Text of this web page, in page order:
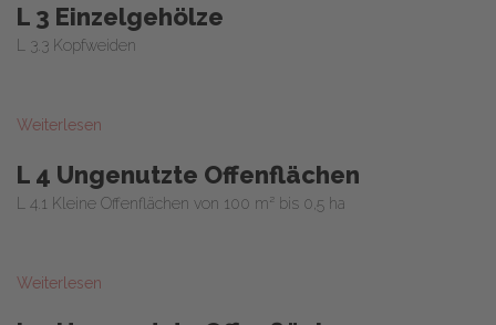
L 3 Einzelgehölze
L 3.3 Kopfweiden
Weiterlesen
L 4 Ungenutzte Offenflächen
L 4.1 Kleine Offenflächen von 100 m² bis 0,5 ha
Weiterlesen